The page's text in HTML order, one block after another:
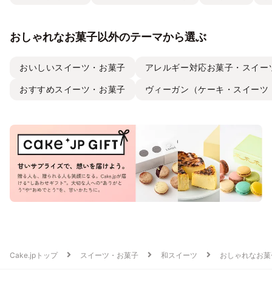
おしゃれなお菓子以外のテーマから選ぶ
おいしいスイーツ・お菓子 アレルギー対応お菓子・スイー
おすすめスイーツ・お菓子 ヴィーガン（ケーキ・スイーツ
Cake.jpトップ スイーツ・お菓子 和スイーツ おしゃれなお